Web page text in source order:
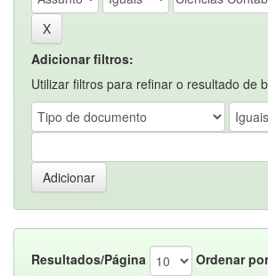
Adicionar filtros:
Utilizar filtros para refinar o resultado de
Resultados/Página
Ordenar por